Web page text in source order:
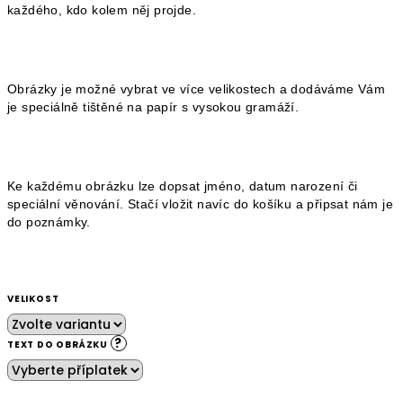
každého, kdo kolem něj projde.
Obrázky je možné vybrat ve více velikostech a dodáváme Vám
je speciálně tištěné na papír s vysokou gramáží.
Ke každému obrázku lze dopsat jméno, datum narození či
speciální věnování. Stačí vložit navíc do košíku a připsat nám je
do poznámky.
VELIKOST
TEXT DO OBRÁZKU ?